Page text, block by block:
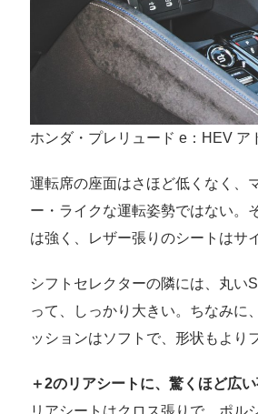
ホンダ・プレリュード e：HEV ア
運転席の座面はさほど低くなく、
ー・ライクな運転姿勢ではない。
は強く、レザー張りのシートはサ
シフトセレクターの隣には、丸い
って、しっかり大きい。ちなみに
ッションはソフトで、形状もより
＋2のリアシートに、驚くほど広
リアシートはクロス張りで、ポル